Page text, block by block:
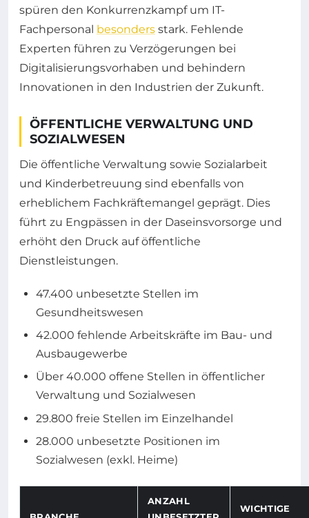
spüren den Konkurrenzkampf um IT-
Fachpersonal besonders stark. Fehlende
Experten führen zu Verzögerungen bei
Digitalisierungsvorhaben und behindern
Innovationen in den Industrien der Zukunft.
ÖFFENTLICHE VERWALTUNG UND
SOZIALWESEN
Die öffentliche Verwaltung sowie Sozialarbeit
und Kinderbetreuung sind ebenfalls von
erheblichem Fachkräftemangel geprägt. Dies
führt zu Engpässen in der Daseinsvorsorge und
erhöht den Druck auf öffentliche
Dienstleistungen.
47.400 unbesetzte Stellen im
Gesundheitswesen
42.000 fehlende Arbeitskräfte im Bau- und
Ausbaugewerbe
Über 40.000 offene Stellen in öffentlicher
Verwaltung und Sozialwesen
29.800 freie Stellen im Einzelhandel
28.000 unbesetzte Positionen im
Sozialwesen (exkl. Heime)
ANZAHL
WICHTIGE